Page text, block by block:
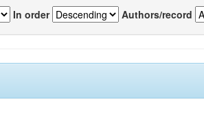
In order Authors/record